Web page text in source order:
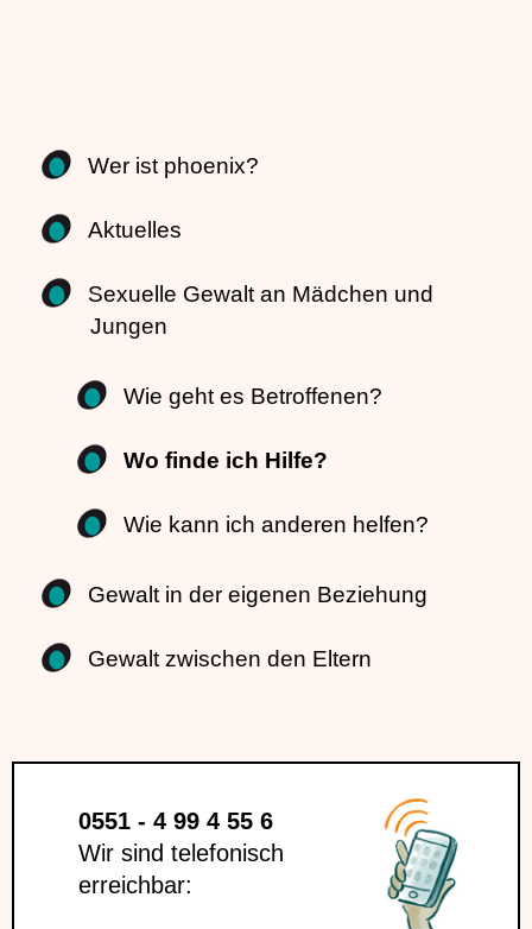
Wer ist phoenix?
Aktuelles
Sexuelle Gewalt an Mädchen und
Jungen
Wie geht es Betroffenen?
Wo finde ich Hilfe?
Wie kann ich anderen helfen?
Gewalt in der eigenen Beziehung
Gewalt zwischen den Eltern
0551 - 4 99 4 55 6
Wir sind telefonisch
erreichbar: